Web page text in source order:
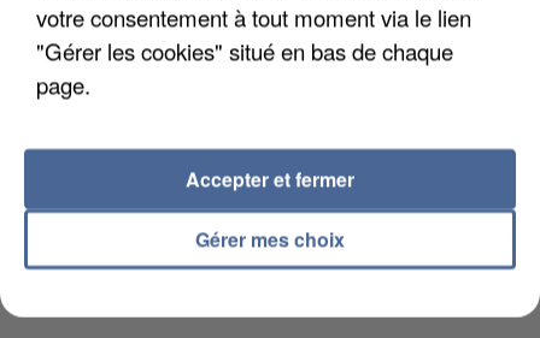
L’UN DES FONDATEURS SUPPOSÉS DE LA DZ
votre consentement à tout moment via le lien
"Gérer les cookies" situé en bas de chaque
page.
Gérer mes choix
Accepter et fermer